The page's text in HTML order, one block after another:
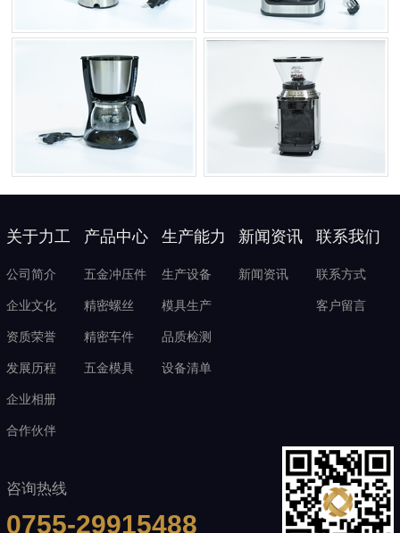
关于力工
公司简介
企业文化
资质荣誉
发展历程
企业相册
合作伙伴
产品中心
五金冲压件
精密螺丝
精密车件
五金模具
生产能力
生产设备
模具生产
品质检测
设备清单
新闻资讯
新闻资讯
联系我们
联系方式
客户留言
咨询热线
0755-29915488